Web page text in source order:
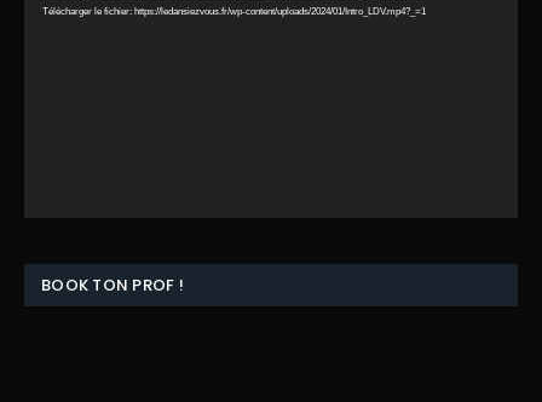
Télécharger le fichier: https://ledansiezvous.fr/wp-content/uploads/2024/01/Intro_LDV.mp4?_=1
BOOK TON PROF !